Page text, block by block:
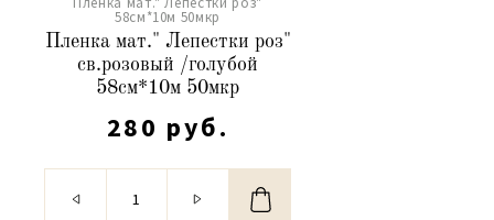
58см*10м 50мкр
Пленка мат." Лепестки роз"
св.розовый /голубой
58см*10м 50мкр
280 руб.